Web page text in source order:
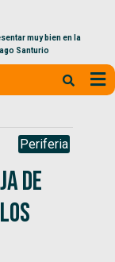
muy bien en la
Santurio
Periferia
de